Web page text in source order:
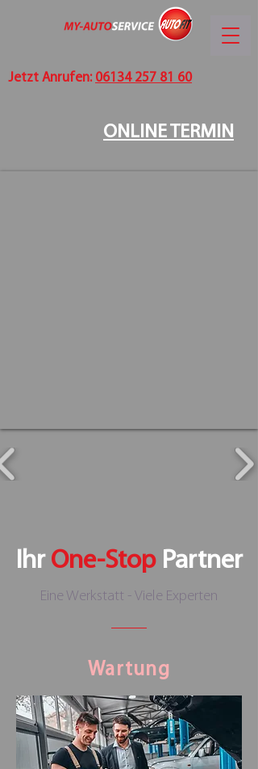
ONLINE TERMIN
Jetzt Anrufen: 06134 257 81 60
Ihr One-StopPartner
Eine Werkstatt - Viele Experten
Wartung